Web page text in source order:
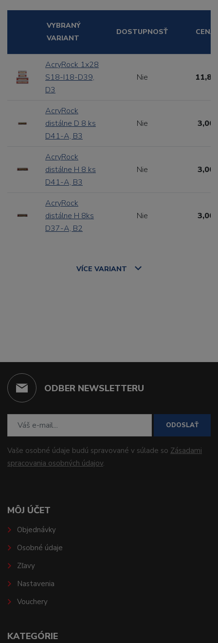
VYBRANÝ
VARIANT
DOSTUPNOSŤ CENA
AcryRock 1x28
S18-I18-D39,
D3
Nie
AcryRock
distálne D 8 ks
D41-A, B3
Nie 3,00
AcryRock
distálne H 8 ks
D41-A, B3
Nie 3,00
AcryRock
distálne H 8ks
D37-A, B2
Nie 3,00
VÍCE VARIANT
ODBER NEWSLETTERU
ODOSLAŤ
Vaše osobné údaje budú spravované v súlade so Zásadami
spracovania osobných údajov.
MÔJ ÚČET
Objednávky
Osobné údaje
Zľavy
Nastavenia
Vouchery
KATEGÓRIE